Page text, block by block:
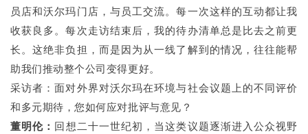
员店和沃尔玛门店，与员工交流。每一次这样的互动都让我
收获良多。每次走访结束后，我的待办清单总是比去之前更
长。这绝非负担，而是因为从一线了解到的情况，往往能帮
助我们推动整个公司变得更好。
采访者：面对外界对沃尔玛在环境与社会议题上的不同评价
和多元期待，您如何应对批评与意见？
董明伦： 回想二十一世纪初，当这类议题逐渐进入公众视野